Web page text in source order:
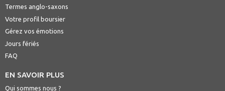
Termes anglo-saxons
Votre profil boursier
Gérez vos émotions
Jours fériés
FAQ
EN SAVOIR PLUS
Qui sommes nous ?